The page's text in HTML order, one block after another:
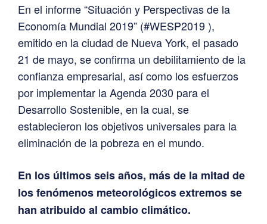
En el informe “Situación y Perspectivas de la
Economía Mundial 2019” (#WESP2019 ),
emitido en la ciudad de Nueva York, el pasado
21 de mayo, se confirma un debilitamiento de la
confianza empresarial, así como los esfuerzos
por implementar la Agenda 2030 para el
Desarrollo Sostenible, en la cual, se
establecieron los objetivos universales para la
eliminación de la pobreza en el mundo.
En los últimos seis años, más de la mitad de
los fenómenos meteorológicos extremos se
han atribuido al cambio climático.